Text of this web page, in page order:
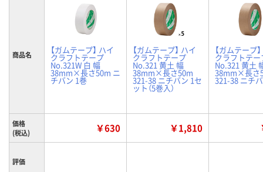
商品名 【ガムテープ】 ハイ
クラフトテープ
No.321W 白 幅
38mm×長さ50m ニ
チバン 1巻
【ガムテープ】 ハイ
クラフトテープ
No.321 黄土 幅
38mm×長さ50m
321-38 ニチバン 1セ
ット（5巻入）
【ガムテープ
クラフトテー
No.321 黄土
38mm×長さ
321-38 ニチ
価格
(税込)
￥630 ￥1,810
評価